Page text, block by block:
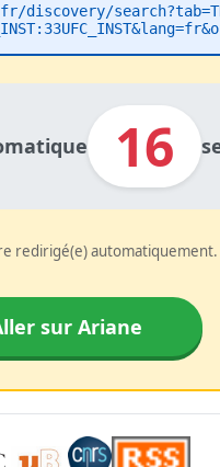
16
redirigé(e) automatiquement.
sur Ariane